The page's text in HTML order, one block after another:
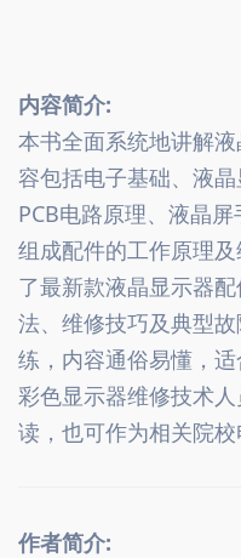
内容简介:
本书全面系统地讲解
容包括电子基础、液
PCB电路原理、液晶
组成配件的工作原理
了最新款液晶显示器
法、维修技巧及典型
练，内容通俗易懂，
彩色显示器维修技术
读，也可作为相关院校
作者简介: